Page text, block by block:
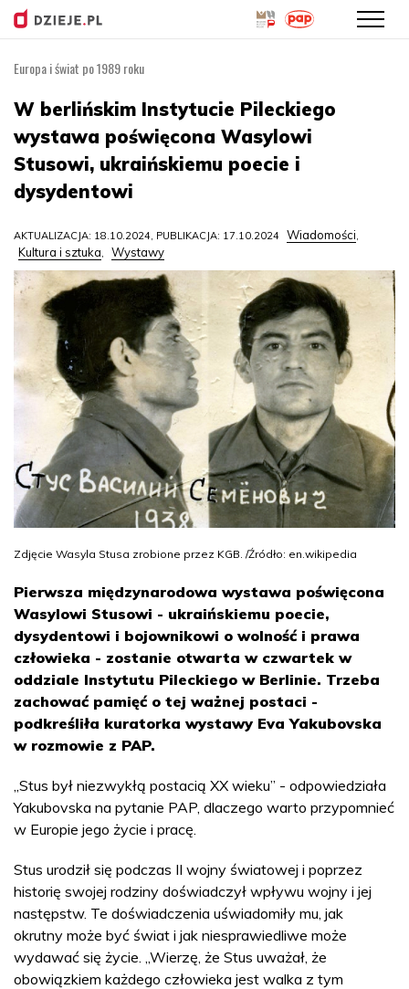
treści
Europa i świat po 1989 roku
W berlińskim Instytucie Pileckiego
wystawa poświęcona Wasylowi
Stusowi, ukraińskiemu poecie i
dysydentowi
AKTUALIZACJA: 18.10.2024, PUBLIKACJA: 17.10.2024 Wiadomości,
Kultura i sztuka, Wystawy
Zdjęcie Wasyla Stusa zrobione przez KGB. /Źródło: en.wikipedia
Pierwsza międzynarodowa wystawa poświęcona
Wasylowi Stusowi - ukraińskiemu poecie,
dysydentowi i bojownikowi o wolność i prawa
człowieka - zostanie otwarta w czwartek w
oddziale Instytutu Pileckiego w Berlinie. Trzeba
zachować pamięć o tej ważnej postaci -
podkreśliła kuratorka wystawy Eva Yakubovska
w rozmowie z PAP.
„Stus był niezwykłą postacią XX wieku” - odpowiedziała
Yakubovska na pytanie PAP, dlaczego warto przypomnieć
w Europie jego życie i pracę.
Stus urodził się podczas II wojny światowej i poprzez
historię swojej rodziny doświadczył wpływu wojny i jej
następstw. Te doświadczenia uświadomiły mu, jak
okrutny może być świat i jak niesprawiedliwe może
wydawać się życie. „Wierzę, że Stus uważał, że
obowiązkiem każdego człowieka jest walka z tym